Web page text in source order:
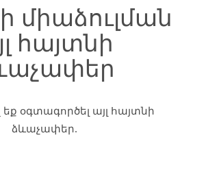
միաձուլման
հայտնի
օգտագործել այլ հայտնի
ձևաչափեր.